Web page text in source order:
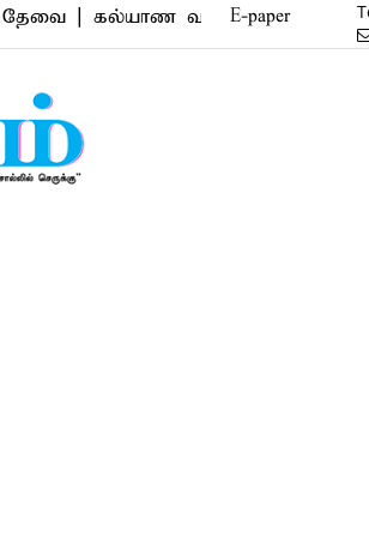
கல்யாண வரன் | மருத்துவம் |
E-paper